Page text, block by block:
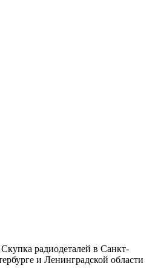
Скупка радиодеталей в Санкт-
и Ленинградской области